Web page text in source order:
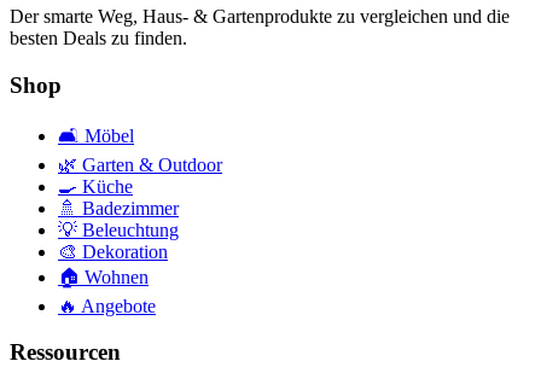
Der smarte Weg, Haus- & Gartenprodukte zu vergleichen und die
besten Deals zu finden.
Shop
🛋️ Möbel
🌿 Garten & Outdoor
🍳 Küche
🚿 Badezimmer
💡 Beleuchtung
🎨 Dekoration
🏠 Wohnen
🔥 Angebote
Ressourcen